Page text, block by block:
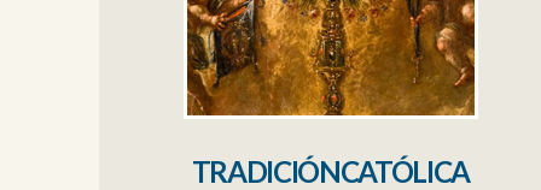
TRADICIÓNCATÓLICA